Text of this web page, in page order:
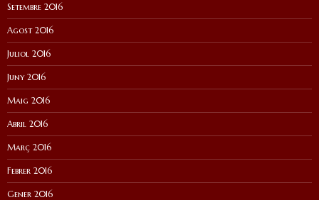
Setembre 2016
Agost 2016
Juliol 2016
Juny 2016
Maig 2016
Abril 2016
Març 2016
Febrer 2016
Gener 2016